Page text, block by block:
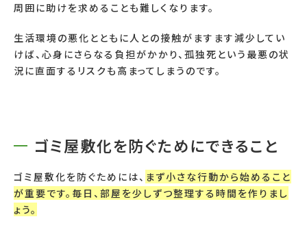
周囲に助けを求めることも難しくなります。
生活環境の悪化とともに人との接触がますます減少してい
けば、心身にさらなる負担がかかり、孤独死という最悪の状
況に直面するリスクも高まってしまうのです。
ゴミ屋敷化を防ぐためにできること
ゴミ屋敷化を防ぐためには、 まず小さな行動から始めること
が重要です。毎日、部屋を少しずつ整理する時間を作りまし
ょう。